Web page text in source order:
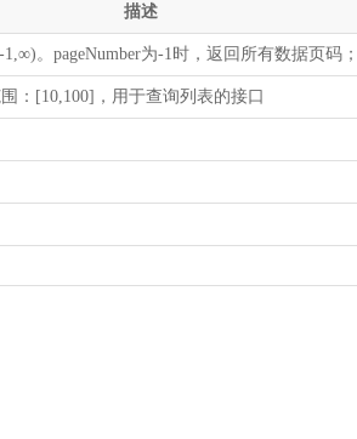
描述
。pageNumber为-1时，返回所有数据页码
：[10,100]，用于查询列表的接口